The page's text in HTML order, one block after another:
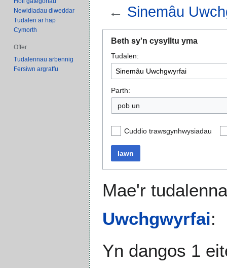
← Sinemâu
panel
llywio
bar
chwilio
Beth sy'n cysylltu yma
Tudalen:
Parth:
pob un
Cuddio trawsgynhwysiadau
Iawn
Mae'r
Uwchgwyrfai:
Yn dangos 1
Newidiadau diweddar
Tudalen ar hap
Cymorth
Offer
Tudalennau arbennig
Fersiwn argraffu